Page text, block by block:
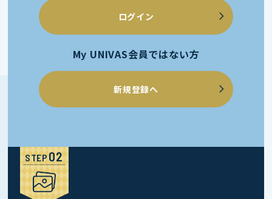
ログイン
My UNIVAS会員ではない方
新規登録へ
STEP